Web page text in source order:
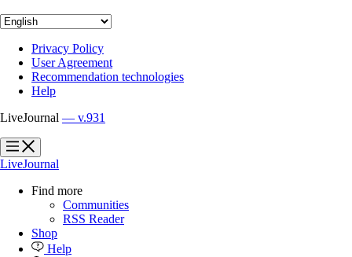
Privacy Policy
User Agreement
Recommendation technologies
Help
LiveJournal — v.931
?
?
LiveJournal
Find more
Communities
RSS Reader
Shop
Help